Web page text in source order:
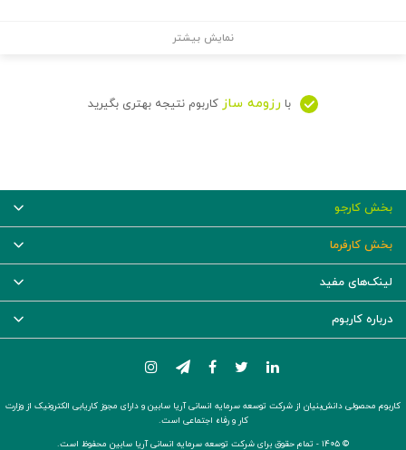
نمایش بیشتر
با رزومه ساز کاربوم نتیجه بهتری بگیرید
بخش کارجو
بخش کارفرما
لینک‌های مفید
درباره کاربوم
کاربوم محصولی دانش‌بنیان از شرکت توسعه سرمایه انسانی آریا سابین و دارای مجوز کاریابی الکترونیک از وزارت
کار و رفاه اجتماعی است.
© ۱۴۰۵ -
تمام حقوق برای شرکت توسعه سرمایه انسانی آریا سابین محفوظ است.